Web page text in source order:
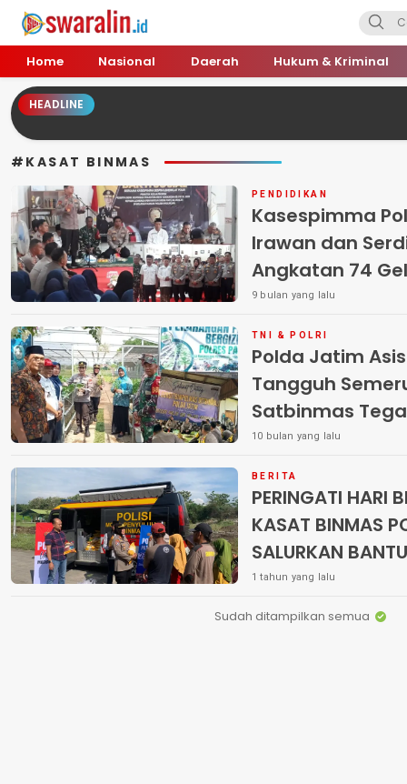
Swara Lin
Independent, Tajam & Profesional
Home Nasional Daerah Hukum & Kriminal
HEADLINE
#KASAT BINMAS
PENDIDIKAN
Kasespimma
Irawan dan
Angkatan 74
Pasuruan,
Piatu
9 bulan yang lalu
TNI & POLRI
Polda Jatim
Tangguh
Satbinmas
Program di Desa
10 bulan yang lalu
BERITA
PERINGATI HARI
KASAT BINMAS
SALURKAN
PEMULUNG DI
1 tahun yang lalu
Sudah ditampilkan semua